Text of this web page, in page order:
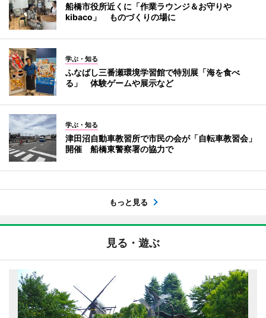
船橋市役所近くに「作業ラウンジ＆お守りや
kibaco」 ものづくりの場に
学ぶ・知る
ふなばし三番瀬環境学習館で特別展「海を食べ
る」 体験ゲームや展示など
学ぶ・知る
津田沼自動車教習所で市民の会が「自転車教習会」
開催 船橋東警察署の協力で
もっと見る
見る・遊ぶ